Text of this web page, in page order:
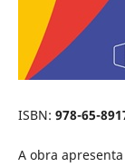
ISBN: 978-65-
A obra